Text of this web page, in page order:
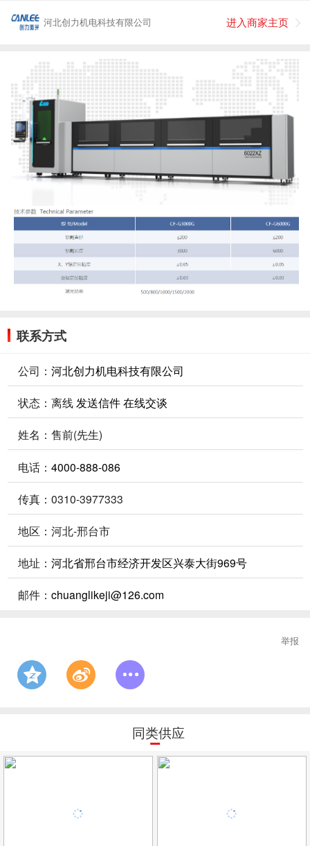
河北创力机电科技有限公司 进入商家主页
联系方式
公司：河北创力机电科技有限公司
状态：离线 发送信件在线交谈
姓名：售前(先生)
电话：4000-888-086
传真：0310-3977333
地区：河北-邢台市
地址：河北省邢台市经济开发区兴泰大街969号
邮件：chuanglikeji@126.com
举报
同类供应